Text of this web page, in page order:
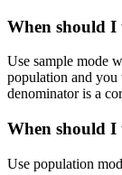
When should I
Use sample mode
population and you
denominator is a
When should I
Use population